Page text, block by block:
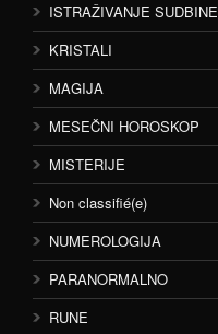
ISTRAŽIVANJE SUDBINE
KRISTALI
MAGIJA
MESEČNI HOROSKOP
MISTERIJE
Non classifié(e)
NUMEROLOGIJA
PARANORMALNO
RUNE